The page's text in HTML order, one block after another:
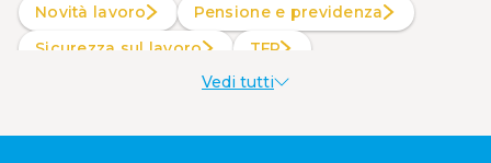
Novità lavoro
Pensione e previdenza
Sicurezza sul lavoro
TFR
Vedi tutti